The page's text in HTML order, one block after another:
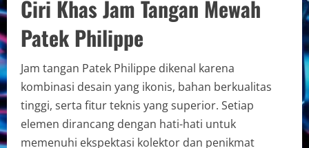
Ciri Khas Jam Tangan Mewah
Patek Philippe
Jam tangan Patek Philippe dikenal karena
kombinasi desain yang ikonis, bahan berkualitas
tinggi, serta fitur teknis yang superior. Setiap
elemen dirancang dengan hati-hati untuk
memenuhi ekspektasi kolektor dan penikmat